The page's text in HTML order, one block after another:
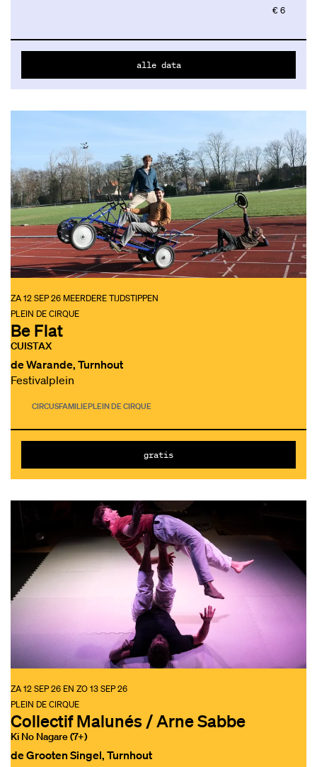
€ 6
alle data
Be Flat
CUISTAX
PLEIN DE CIRQUE
ZA 12 SEP 26 MEERDERE TIJDSTIPPEN
de Warande, Turnhout
Festivalplein
CIRCUSFAMILIEPLEIN DE CIRQUE
gratis
Collectif Malunés / Arne Sabbe
Ki No Nagare (7+)
PLEIN DE CIRQUE
ZA 12 SEP 26 EN ZO 13 SEP 26
de Grooten Singel, Turnhout